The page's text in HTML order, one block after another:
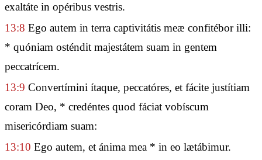
exaltáte in opéribus vestris.
13:8 Ego autem in terra captivitátis meæ confitébor illi:
* quóniam osténdit majestátem suam in gentem
peccatrícem.
13:9 Convertímini ítaque, peccatóres, et fácite justítiam
coram Deo, * credéntes quod fáciat vobíscum
misericórdiam suam:
13:10 Ego autem, et ánima mea * in eo lætábimur.